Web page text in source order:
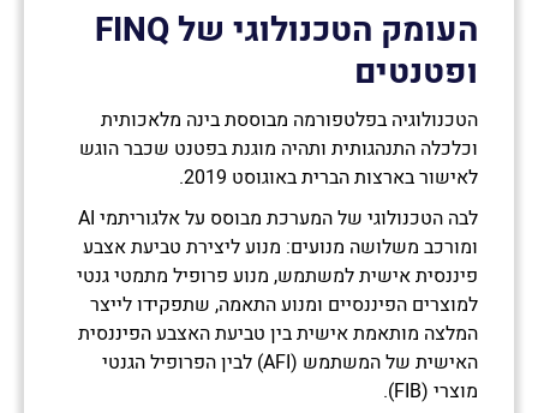
העומק הטכנולוגי שלFINQ
ופטנטים
הטכנולוגיה בפלטפורמה מבוססת בינה מלאכותית
וכלכלה התנהגותית ותהיה מוגנת בפטנט שכבר הוגש
לאישור בארצות הברית באוגוסט 2019.
לבה הטכנולוגי של המערכת מבוסס על אלגוריתמי AI
ומורכב משלושה מנועים: מנוע ליצירת טביעת אצבע
פיננסית אישית למשתמש, מנוע פרופיל מתמטי גנטי
למוצרים הפיננסיים ומנוע התאמה, שתפקידו לייצר
המלצה מותאמת אישית בין טביעת האצבע הפיננסית
האישית של המשתמש (AFI) לבין הפרופיל הגנטי
מוצרי (FIB).
מאשר/ת הצטרפות לרשימת דיוור לקבלת חדשות